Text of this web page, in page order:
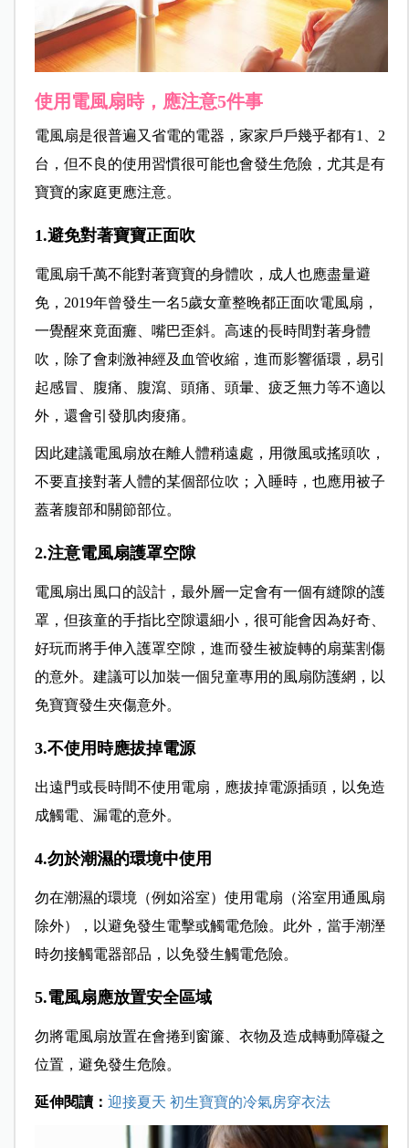
使用電風扇時，應注意5件事
電風扇是很普遍又省電的電器，家家戶戶幾乎都有1、2
台，但不良的使用習慣很可能也會發生危險，尤其是有
寶寶的家庭更應注意。
1.避免對著寶寶正面吹
電風扇千萬不能對著寶寶的身體吹，成人也應盡量避
免，2019年曾發生一名5歲女童整晚都正面吹電風扇，
一覺醒來竟面癱、嘴巴歪斜。高速的長時間對著身體
吹，除了會刺激神經及血管收縮，進而影響循環，易引
起感冒、腹痛、腹瀉、頭痛、頭暈、疲乏無力等不適以
外，還會引發肌肉痠痛。
因此建議電風扇放在離人體稍遠處，用微風或搖頭吹，
不要直接對著人體的某個部位吹；入睡時，也應用被子
蓋著腹部和關節部位。
2.注意電風扇護罩空隙
電風扇出風口的設計，最外層一定會有一個有縫隙的護
罩，但孩童的手指比空隙還細小，很可能會因為好奇、
好玩而將手伸入護罩空隙，進而發生被旋轉的扇葉割傷
的意外。建議可以加裝一個兒童專用的風扇防護網，以
免寶寶發生夾傷意外。
3.不使用時應拔掉電源
出遠門或長時間不使用電扇，應拔掉電源插頭，以免造
成觸電、漏電的意外。
4.勿於潮濕的環境中使用
勿在潮濕的環境（例如浴室）使用電扇（浴室用通風扇
除外），以避免發生電擊或觸電危險。此外，當手潮溼
時勿接觸電器部品，以免發生觸電危險。
5.電風扇應放置安全區域
勿將電風扇放置在會捲到窗簾、衣物及造成轉動障礙之
位置，避免發生危險。
延伸閱讀： 迎接夏天 初生寶寶的冷氣房穿衣法